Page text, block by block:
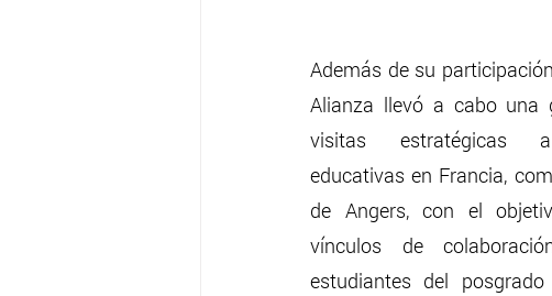
Además de su
Alianza llevó a cabo una
visitas estratégicas
educativas en Francia,
de Angers, con el
vínculos de
estudiantes del